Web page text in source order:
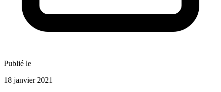
Publié le
18 janvier 2021